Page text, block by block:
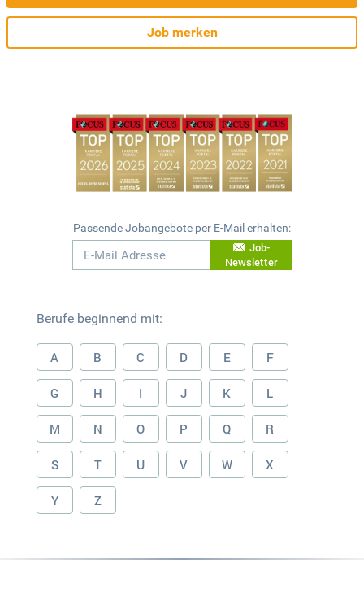
Job merken
Passende Jobangebote per E-Mail erhalten:
Job-
Newsletter
Berufe beginnend mit:
A B C D E F
G H I J K L
M N O P Q R
S T U V W X
Y Z